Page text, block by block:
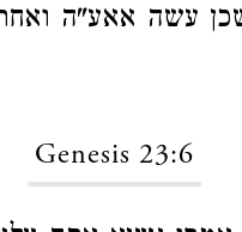
שכן עשה אאע"ה
Genesis 23:6